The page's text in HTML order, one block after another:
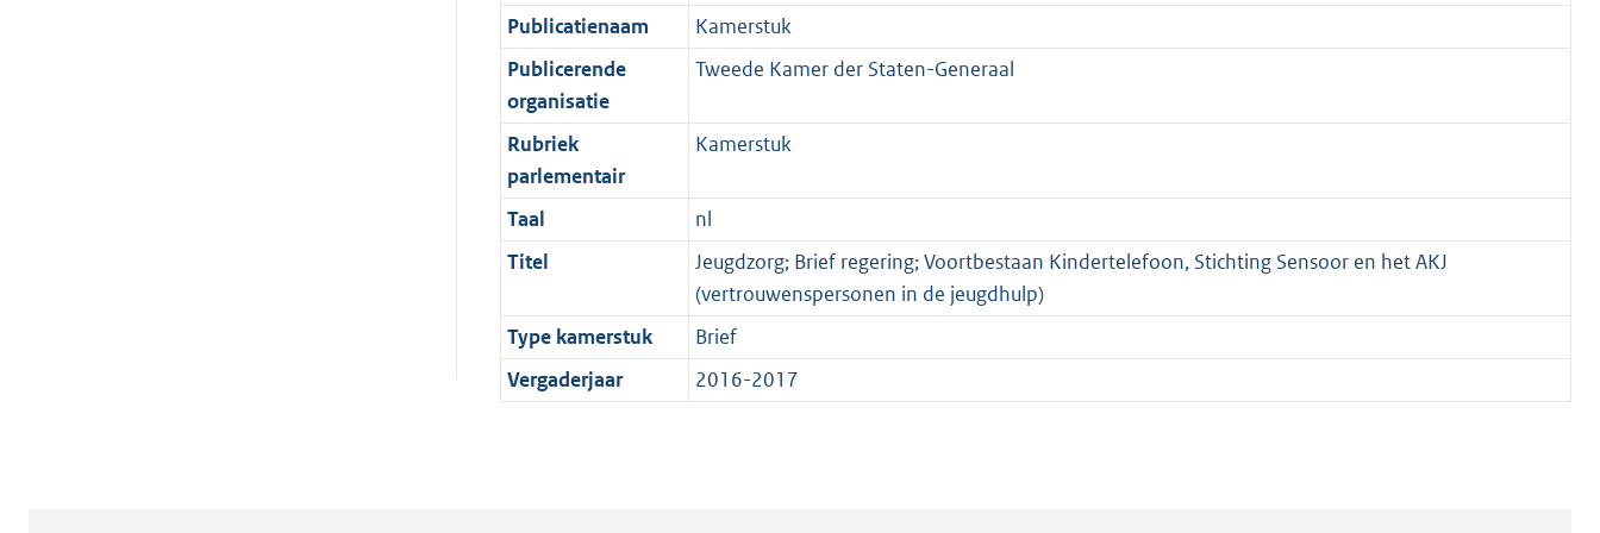
Publicatienaam
Kamerstuk
Publicerende
organisatie
Tweede Kamer der Staten-Generaal
Rubriek
parlementair
Kamerstuk
Taal
nl
Titel
Jeugdzorg; Brief regering; Voortbestaan Kindertelefoon, Stichting Sensoor en het AKJ
(vertrouwenspersonen in de jeugdhulp)
Type kamerstuk
Brief
Vergaderjaar
2016-2017